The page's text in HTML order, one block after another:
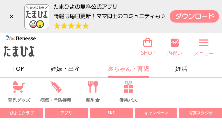
×
TOP 妊娠・出産 赤ちゃん・育児 妊活
SHOP 内祝い メニュー
育児グッズ 病気・予防接種 離乳食 優待パス
ひよこクラブ アプリ SNS キャンペーン 写真スタジオ